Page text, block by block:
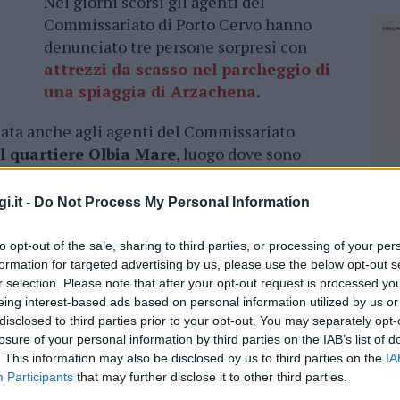
- Do Not Process My Personal Information
opt-out of the sale, sharing to third parties, or processing of your
for targeted advertising by us, please use the below opt-out
selection. Please note that after your opt-out request is processed
interest-based ads based on personal information utilized by us
to third parties prior to your opt-out. You may separately
of your personal information by third parties on the IAB’s list of
This information may also be disclosed by us to third parties on the
Participants that may further disclose it to other third parties.
Commissariato di Porto Cervo hanno
denunciato tre persone sorpresi con
attrezzi da scasso nel parcheggio di
una spiaggia di Arzachena.
anche agli agenti del Commissariato
quartiere Olbia Mare, luogo dove sono
di grossa cilindrata con a bordo due
transitando a bassa velocità. Dal
entrambi di nazionalità rumena,
specificiper reati contro il patrimonio.
permesso di rinvenire anche in questo caso
piedi di porco, cacciaviti, mole a
presumibilmente appena acquistato
soggetti sono stati denunciati per